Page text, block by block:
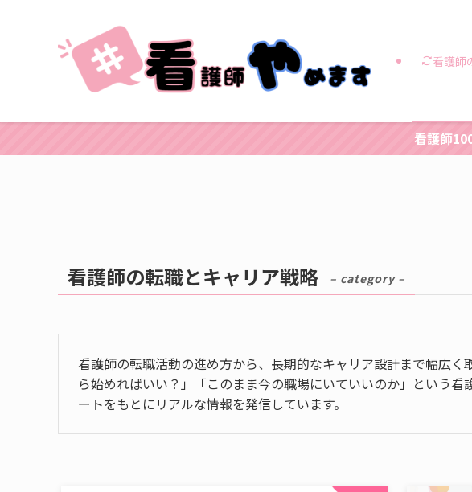
看護師
看護師
看護師の転職とキャリア戦略 – category –
看護師の転職活動の進め方から、長期的なキャリア設計まで幅広
ら始めればいい？」「このまま今の職場にいていいのか」という
ートをもとにリアルな情報を発信しています。